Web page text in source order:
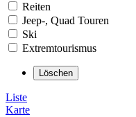
Reiten
Jeep-, Quad Touren
Ski
Extremtourismus
Liste
Karte